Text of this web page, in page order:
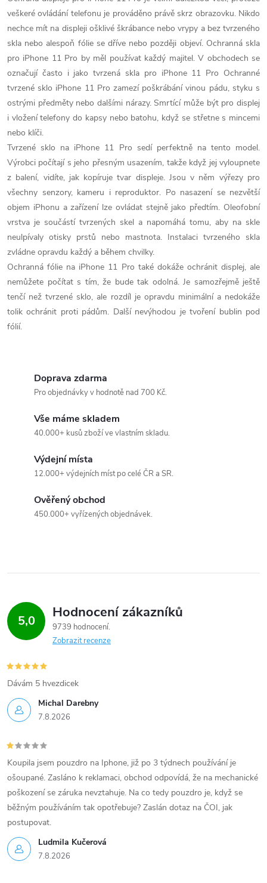
l
á
d
a
c
í
p
r
v
k
y
v
ý
p
veškeré ovládání telefonu je prováděno právě skrz obrazovku. Nikdo
nechce mít na displeji ošklivé škrábance nebo vrypy a bez tvrzeného
skla nebo alespoň fólie se dříve nebo později objeví. Ochranná skla
pro iPhone 11 Pro by měl používat každý majitel. V obchodech se
označují často i jako tvrzená skla pro iPhone 11 Pro Ochranné
tvrzené sklo iPhone 11 Pro zamezí poškrábání vinou pádu, styku s
ostrými předměty nebo dalšími nárazy. Smrtící může být pro displej
i vložení telefony do kapsy nebo batohu, když se střetne s mincemi
nebo klíči.
Tvrzené sklo na iPhone 11 Pro sedí perfektně na tento model.
Výrobci počítají s jeho přesným usazením, takže když jej vyloupnete
z balení, vidíte, jak kopíruje tvar displeje. Jsou v něm výřezy pro
všechny senzory, kameru i reproduktor. Po nasazení se nezvětší
objem iPhonu a zařízení lze ovládat stejně jako předtím. Oleofobní
vrstva je součástí tvrzených skel a napomáhá tomu, aby na skle
neulpívaly otisky prstů nebo mastnota. Instalaci tvrzeného skla
zvládne opravdu každý a během chvilky.
Ochranná fólie na iPhone 11 Pro také dokáže ochránit displej, ale
nemůžete počítat s tím, že bude tak odolná. Je samozřejmě ještě
tenčí než tvrzené sklo, ale rozdíl je opravdu minimální a nedokáže
tolik ochránit proti pádům. Další nevýhodou je tvoření bublin pod
fólií.
Doprava zdarma
Pro objednávky v hodnotě nad 700 Kč.
Vše máme skladem
40.000+ kusů zboží ve vlastním skladu.
Výdejní místa
12.000+ výdejních míst po celé ČR a SR.
Ověřený obchod
450.000+ vyřízených objednávek.
5,0 Hodnocení zákazníků
9739 hodnocení
Zobrazit recenze
Michal Darebny
7.8.2026
Dávám 5 hvezdicek
Ludmila Kučerová
7.8.2026
Koupila jsem pouzdro na Iphone, již po 3 týdnech používání je
ošoupané. Zasláno k reklamaci, obchod odpovídá, že na mechanické
poškození se záruka nevztahuje. Na co tedy pouzdro je, když se
běžným používáním tak opotřebuje? Zaslán dotaz na ČOI, jak
postupovat.